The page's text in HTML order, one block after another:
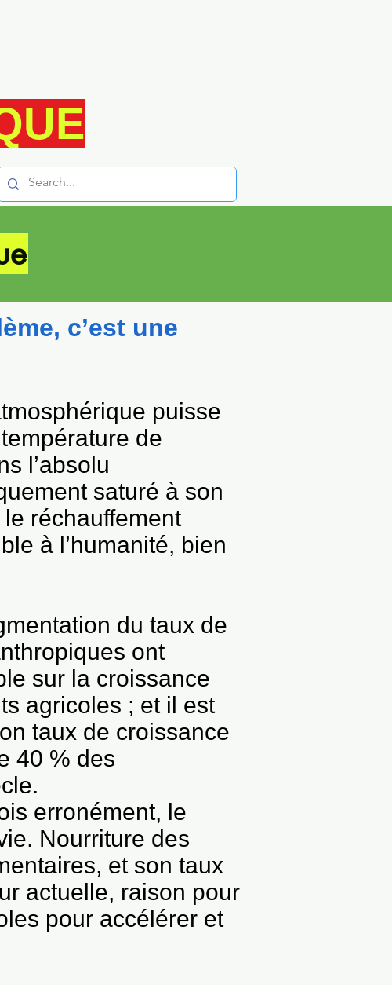
c’est une
puisse
de
l’absolu
saturé à son
réchauffement
à l’humanité, bien
du taux de
ont
sur la croissance
agricoles ; et il est
taux de croissance
40 % des
erronément, le
Nourriture des
et son taux
actuelle, raison pour
pour accélérer et